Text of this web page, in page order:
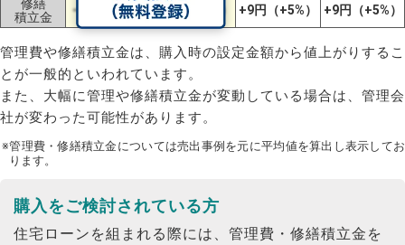
修繕
積立金
-6円（-3%） ±0円（±0%） +9円（+5%） +9円（+5%）
管理費や修繕積立金は、購入時の設定金額から値上がりするこ
とが一般的といわれています。
また、大幅に管理や修繕積立金が変動している場合は、管理会
社が変わった可能性があります。
※管理費・修繕積立金については売出事例を元に平均値を算出し表示してお
ります。
購入をご検討されている方
住宅ローンを組まれる際には、管理費・修繕積立金を